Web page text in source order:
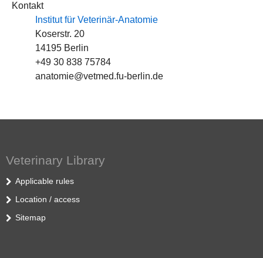
Kontakt
Institut für Veterinär-Anatomie
Koserstr. 20
14195 Berlin
+49 30 838 75784
anatomie@vetmed.fu-berlin.de
Veterinary Library
Applicable rules
Location / access
Sitemap